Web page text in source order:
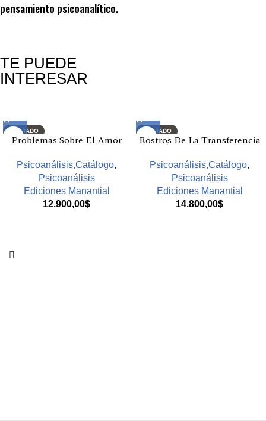
pensamiento psicoanalítico.
TE PUEDE
INTERESAR
AGOTADO
Problemas Sobre El Amor
Psicoanálisis,Catálogo,
Psicoanálisis
Ediciones Manantial
12.900,00$
AGOTADO
Rostros De La Transferencia
Psicoanálisis,Catálogo,
Psicoanálisis
Ediciones Manantial
14.800,00$